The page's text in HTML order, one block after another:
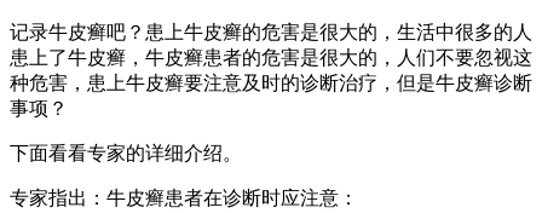
记录牛皮癣吧？患上牛皮癣的危害是很大的，生活中很多的人
患上了牛皮癣，牛皮癣患者的危害是很大的，人们不要忽视这
种危害，患上牛皮癣要注意及时的诊断治疗，但是牛皮癣诊断
事项？
下面看看专家的详细介绍。
专家指出：牛皮癣患者在诊断时应注意：